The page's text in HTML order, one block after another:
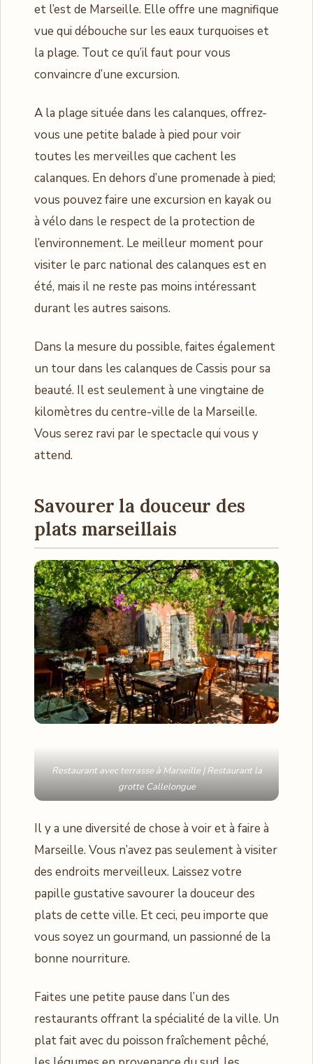
et l’est de Marseille. Elle offre une magnifique
vue qui débouche sur les eaux turquoises et
la plage. Tout ce qu’il faut pour vous
convaincre d’une excursion.
A la plage située dans les calanques, offrez-
vous une petite balade à pied pour voir
toutes les merveilles que cachent les
calanques. En dehors d’une promenade à pied;
vous pouvez faire une excursion en kayak ou
à vélo dans le respect de la protection de
l’environnement. Le meilleur moment pour
visiter le parc national des calanques est en
été, mais il ne reste pas moins intéressant
durant les autres saisons.
Dans la mesure du possible, faites également
un tour dans les calanques de Cassis pour sa
beauté. Il est seulement à une vingtaine de
kilomètres du centre-ville de la Marseille.
Vous serez ravi par le spectacle qui vous y
attend.
Savourer la douceur des
plats marseillais
Restaurant avec terrasse à Marseille | Restaurant la
grotte Callelongue
Il y a une diversité de chose à voir et à faire à
Marseille. Vous n’avez pas seulement à visiter
des endroits merveilleux. Laissez votre
papille gustative savourer la douceur des
plats de cette ville. Et ceci, peu importe que
vous soyez un gourmand, un passionné de la
bonne nourriture.
Faites une petite pause dans l’un des
restaurants offrant la spécialité de la ville. Un
plat fait avec du poisson fraîchement pêché,